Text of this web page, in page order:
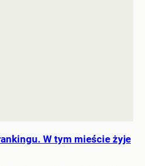
W tym mieście żyje